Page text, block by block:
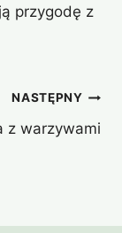
przygodę z
NASTĘPNY
z warzywami